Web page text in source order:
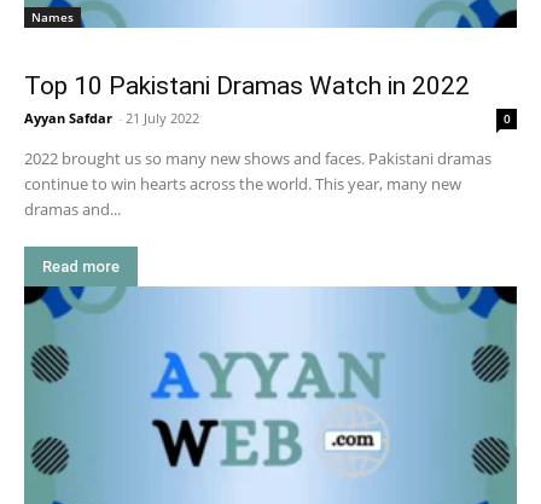
Names
Top 10 Pakistani Dramas Watch in 2022
Ayyan Safdar - 21 July 2022 0
2022 brought us so many new shows and faces. Pakistani dramas
continue to win hearts across the world. This year, many new
dramas and...
Read more